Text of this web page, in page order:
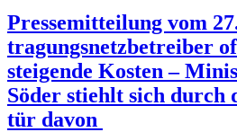
Pres­se­mit­tei­lung vom
tra­gungs­netz­be­trei­ber
stei­gen­de Kos­ten –
Söder stiehlt sich
tür davon